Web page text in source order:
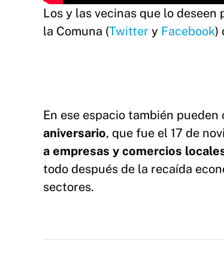
Los y las vecinas que lo
la Comuna (Twitter y Facebook)
En ese espacio también pueden
aniversario, que fue el 17 de
a empresas y comercios
todo después de la recaída
sectores.